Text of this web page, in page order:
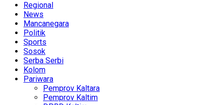
Regional
News
Mancanegara
Politik
Sports
Sosok
Serba Serbi
Kolom
Pariwara
Pemprov Kaltara
Pemprov Kaltim